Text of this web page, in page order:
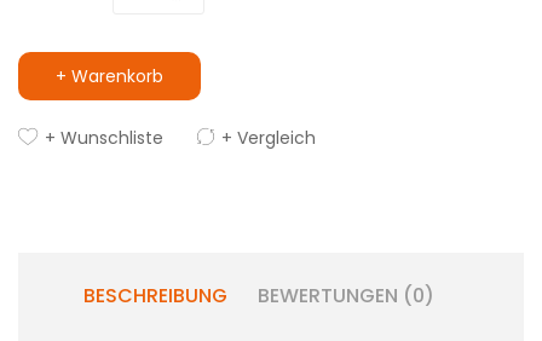
+ Warenkorb
+ Wunschliste + Vergleich
BESCHREIBUNG BEWERTUNGEN (0)